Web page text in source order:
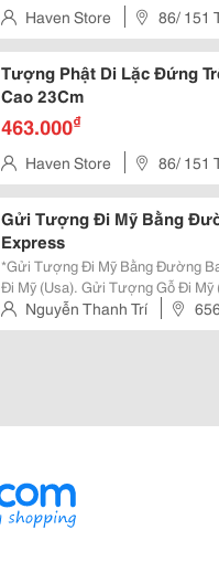
Haven Store
86/ 151
Bình
Tượng Phật Di Lặc Đứng
Cao 23Cm
463.000₫
Haven Store
86/ 151
Bình
Gửi Tượng Đi Mỹ Bằng
Express
*Gửi Tượng Đi Mỹ Bằng Đường Bay Và
Đi Mỹ (Usa). Gửi Tượng Gỗ Đi Mỹ (Usa). Gửi Tượng Thạch Cao Đi Mỹ (Usa)
Gửi Tượng Poly Đi Mỹ (Usa) Gửi Tượng Phật Đi Mỹ (Usa): Tượng Phật Di Lặc,
Tượng Phật Tổ, &Hellip; ...
Nguyễn Thanh Trí